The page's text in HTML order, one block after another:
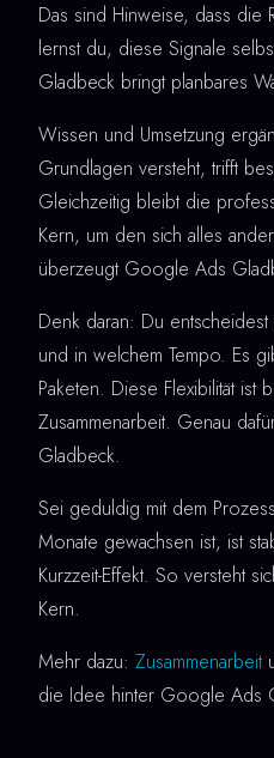
Das sind Hinweise, dass die
lernst du, diese Signale
Gladbeck bringt planbares
Wissen und Umsetzung
Grundlagen versteht, trifft
Gleichzeitig bleibt die
Kern, um den sich alles
überzeugt Google Ads
Denk daran: Du
und in welchem Tempo. Es
Paketen. Diese Flexibilität ist
Zusammenarbeit. Genau
Gladbeck.
Sei geduldig mit dem
Monate gewachsen ist, ist
Kurzzeit-Effekt. So versteht
Kern.
Mehr dazu: Zusammenarbeit
die Idee hinter Google Ads